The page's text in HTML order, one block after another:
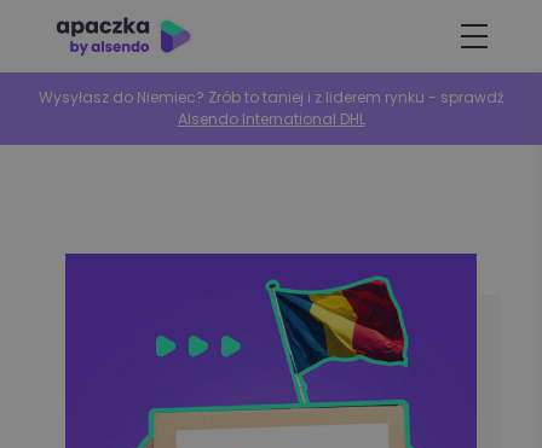
Wysyłasz do Niemiec? Zrób to taniej i z liderem rynku - sprawdź
Alsendo International DHL